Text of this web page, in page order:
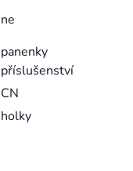
ne
panenky
příslušenství
CN
holky